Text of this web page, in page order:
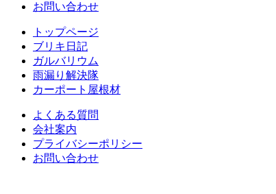
お問い合わせ
トップページ
ブリキ日記
ガルバリウム
雨漏り解決隊
カーポート屋根材
よくある質問
会社案内
プライバシーポリシー
お問い合わせ